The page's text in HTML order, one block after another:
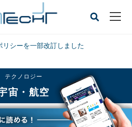
リシーを一部改訂しました
CLOSE
テクノロジー
宙・航空